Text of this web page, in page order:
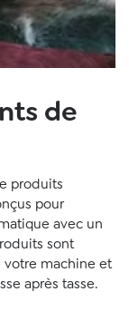
de
produits
pour
avec un
sont
machine et
après tasse.